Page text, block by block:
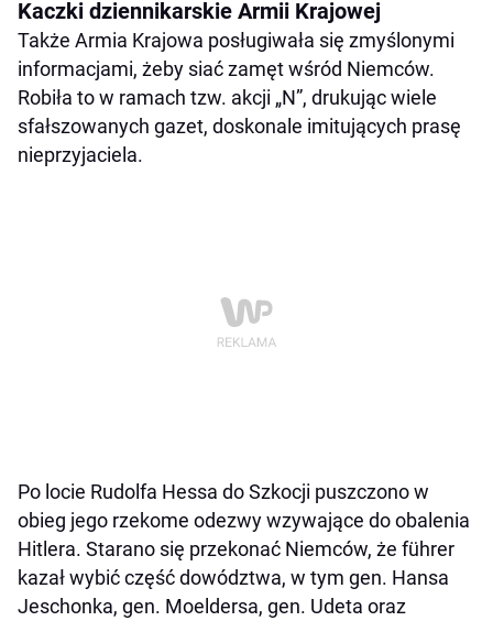
Kaczki dziennikarskie Armii Krajowej
Także Armia Krajowa posługiwała się zmyślonymi
informacjami, żeby siać zamęt wśród Niemców.
Robiła to w ramach tzw. akcji „N”, drukując wiele
sfałszowanych gazet, doskonale imitujących prasę
nieprzyjaciela.
Po locie Rudolfa Hessa do Szkocji puszczono w
obieg jego rzekome odezwy wzywające do obalenia
Hitlera. Starano się przekonać Niemców, że führer
kazał wybić część dowództwa, w tym gen. Hansa
Jeschonka, gen. Moeldersa, gen. Udeta oraz